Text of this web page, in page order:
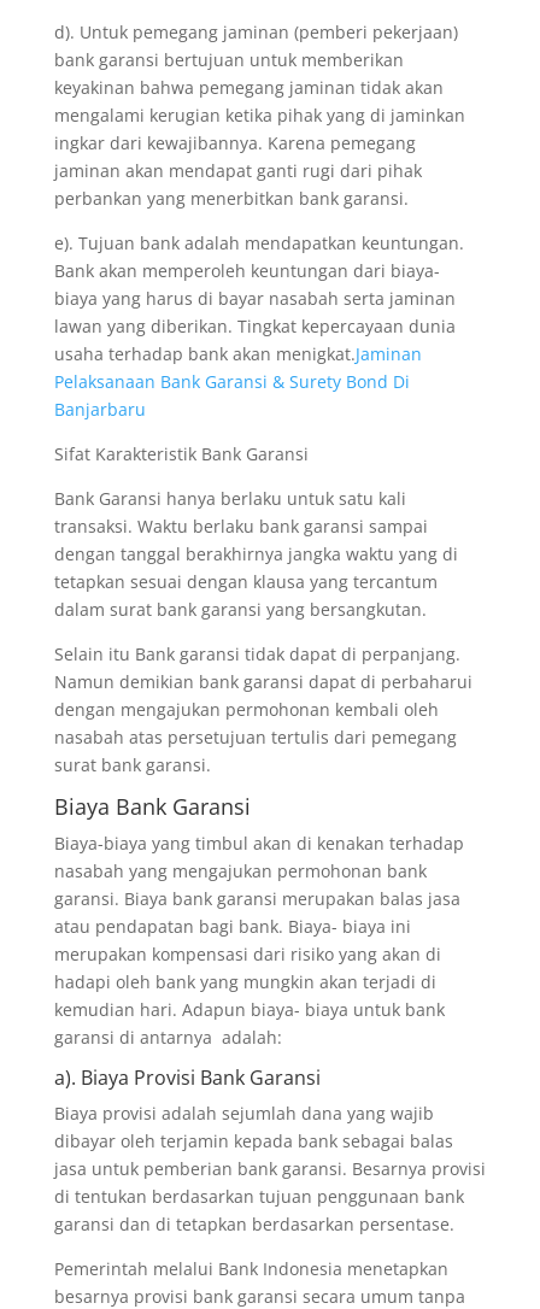
d). Untuk pemegang jaminan (pemberi pekerjaan)
bank garansi bertujuan untuk memberikan
keyakinan bahwa pemegang jaminan tidak akan
mengalami kerugian ketika pihak yang di jaminkan
ingkar dari kewajibannya. Karena pemegang
jaminan akan mendapat ganti rugi dari pihak
perbankan yang menerbitkan bank garansi.
e). Tujuan bank adalah mendapatkan keuntungan.
Bank akan memperoleh keuntungan dari biaya-
biaya yang harus di bayar nasabah serta jaminan
lawan yang diberikan. Tingkat kepercayaan dunia
usaha terhadap bank akan menigkat.Jaminan
Pelaksanaan Bank Garansi & Surety Bond Di
Banjarbaru
Sifat Karakteristik Bank Garansi
Bank Garansi hanya berlaku untuk satu kali
transaksi. Waktu berlaku bank garansi sampai
dengan tanggal berakhirnya jangka waktu yang di
tetapkan sesuai dengan klausa yang tercantum
dalam surat bank garansi yang bersangkutan.
Selain itu Bank garansi tidak dapat di perpanjang.
Namun demikian bank garansi dapat di perbaharui
dengan mengajukan permohonan kembali oleh
nasabah atas persetujuan tertulis dari pemegang
surat bank garansi.
Biaya Bank Garansi
Biaya-biaya yang timbul akan di kenakan terhadap
nasabah yang mengajukan permohonan bank
garansi. Biaya bank garansi merupakan balas jasa
atau pendapatan bagi bank. Biaya- biaya ini
merupakan kompensasi dari risiko yang akan di
hadapi oleh bank yang mungkin akan terjadi di
kemudian hari. Adapun biaya- biaya untuk bank
garansi di antarnya adalah:
a). Biaya Provisi Bank Garansi
Biaya provisi adalah sejumlah dana yang wajib
dibayar oleh terjamin kepada bank sebagai balas
jasa untuk pemberian bank garansi. Besarnya provisi
di tentukan berdasarkan tujuan penggunaan bank
garansi dan di tetapkan berdasarkan persentase.
Pemerintah melalui Bank Indonesia menetapkan
besarnya provisi bank garansi secara umum tanpa